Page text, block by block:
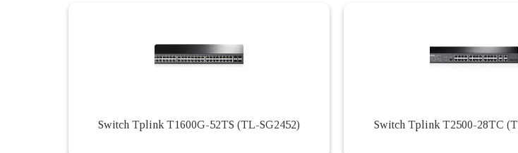
Switch Tplink T1600G-52TS (TL-SG2452) Switch Tplink T2500-28TC